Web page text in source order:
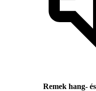
Remek hang-